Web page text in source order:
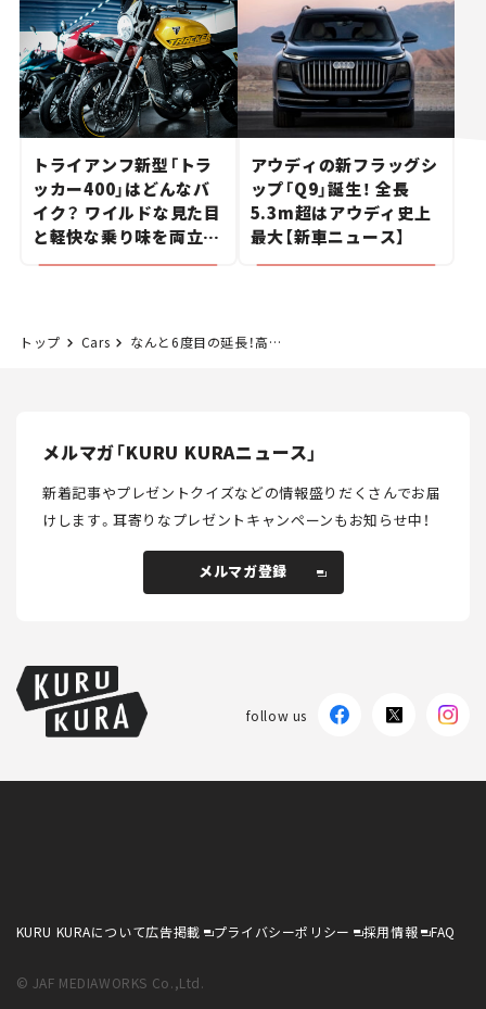
トライアンフ新型「トラ
ッカー400」はどんなバ
イク？ ワイルドな見た目
と軽快な乗り味を両立し
た400ccフラットトラッ
アウディの新フラッグシ
ップ「Q9」誕生！ 全長
5.3m超はアウディ史上
最大【新車ニュース】
トップ Cars なんと6度目の延長！高速道路の休日割引中止が9月12日までに。効果はあるの？
メルマガ「KURU KURAニュース」
新着記事やプレゼントクイズなどの情報盛りだくさんでお届
けします。耳寄りなプレゼントキャンペーンもお知らせ中！
メルマガ登録
follow us
KURU KURAについて広告掲載 プライバシーポリシー 採用情報 FAQ
© JAF MEDIAWORKS Co.,Ltd.